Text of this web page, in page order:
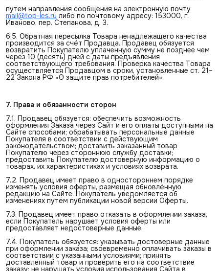
путем направления сообщения на электронную почту
mail@top-les.ru либо по почтовому адресу: 153000, г.
Иваново, пер. Степанова, д. 3.
6.5. Обратная пересылка Товара ненадлежащего качества
производится за счёт Продавца. Продавец обязуется
возвратить Покупателю уплаченную сумму не позднее чем
через 10 (десять) дней с даты предъявления
соответствующего требования. Проверка качества Товара
осуществляется Продавцом в сроки, установленные ст. 21–
22 Закона РФ «О защите прав потребителей».
7. Права и обязанности сторон
7.1. Продавец обязуется: обеспечить возможность
оформления Заказа через Сайт и его оплаты доступными на
Сайте способами; обрабатывать персональные данные
Покупателя в соответствии с действующим
законодательством; доставить заказанный товар
Покупателю через стороннюю службу доставки;
предоставить Покупателю достоверную информацию о
товарах, их характеристиках и условиях возврата.
7.2. Продавец имеет право в одностороннем порядке
изменять условия оферты, размещая обновлённую
редакцию на Сайте. Покупатель уведомляется об
изменениях путём публикации новой версии Оферты.
7.3. Продавец имеет право отказать в оформлении заказа,
если Покупатель нарушает условия оферты или
предоставляет недостоверные данные.
7.4. Покупатель обязуется: указывать достоверные данные
при оформлении заказа; своевременно оплачивать заказы в
соответствии с указанными условиями; принять
доставленный товар и проверить его на соответствие
заказу; не нарушать условия использования Сайта в